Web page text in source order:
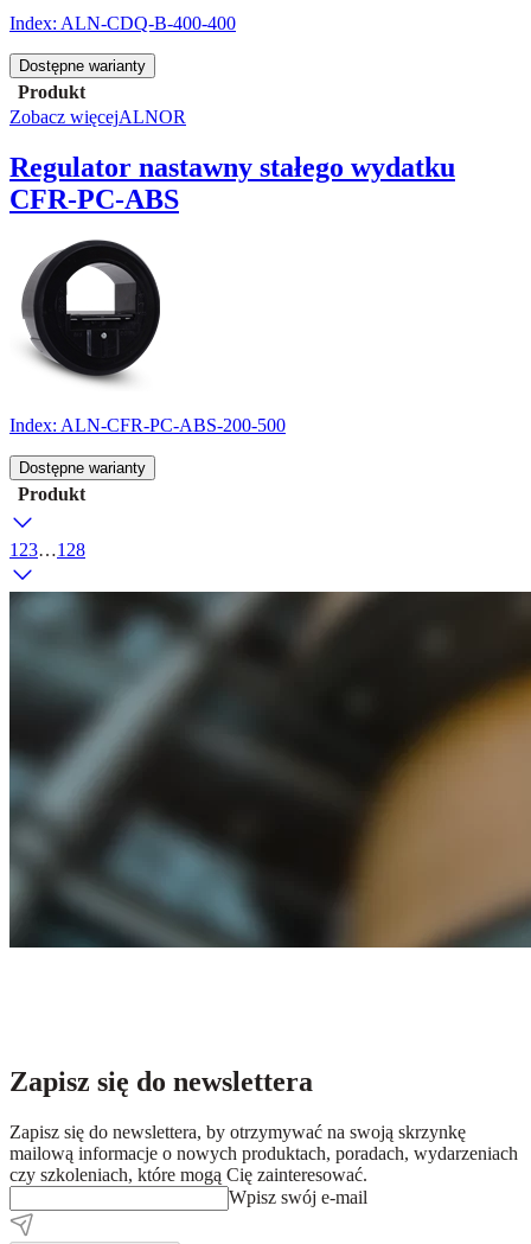
Index: ALN-CDQ-B-400-400
Dostępne warianty
Produkt
Zobacz więcejALNOR
Regulator nastawny stałego wydatku
CFR-PC-ABS
Index: ALN-CFR-PC-ABS-200-500
Dostępne warianty
Produkt
1 23…128
Zapisz się do newslettera
Zapisz się do newslettera, by otrzymywać na swoją skrzynkę
mailową informacje o nowych produktach, poradach, wydarzeniach
czy szkoleniach, które mogą Cię zainteresować.
Wpisz swój e-mail